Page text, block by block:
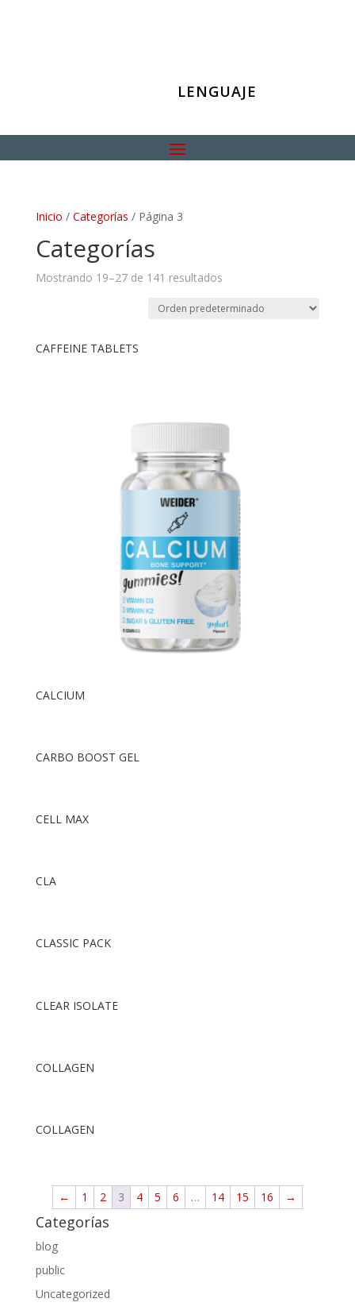
LENGUAJE
Inicio / Categorías / Página 3
Categorías
Mostrando 19–27 de 141 resultados
CAFFEINE TABLETS
CALCIUM
CARBO BOOST GEL
CELL MAX
CLA
CLASSIC PACK
CLEAR ISOLATE
COLLAGEN
COLLAGEN
← 1 2 3 4 5 6 … 14 15 16 →
Categorías
blog
public
Uncategorized